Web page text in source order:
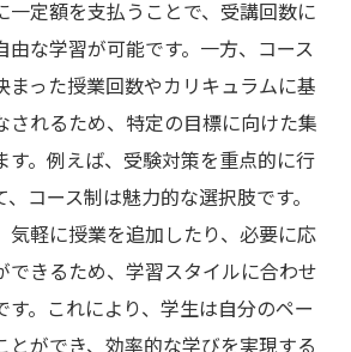
ある塾選びで安心を手に入れる
引や兄弟割引の活用法
上手に活用して塾を選ぶ
れた費用をチェックする方法
料金を抑えるためのチェックポイ
料お試し期間を利用する
一定額を支払うことで、受講回数に
由な学習が可能です。一方、コース
まった授業回数やカリキュラムに基
されるため、特定の目標に向けた集
す。例えば、受験対策を重点的に行
コース制は魅力的な選択肢です。
気軽に授業を追加したり、必要に応
できるため、学習スタイルに合わせ
す。これにより、学生は自分のペー
とができ、効率的な学びを実現する